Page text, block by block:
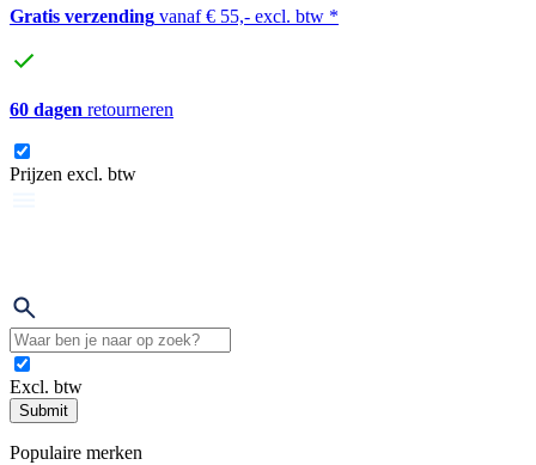
Gratis verzending vanaf € 55,- excl. btw *
60 dagen retourneren
Prijzen excl. btw
Excl. btw
Submit
Populaire merken